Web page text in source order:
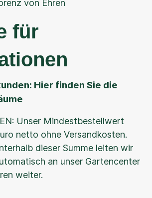
von Ehren
für
Hier finden Sie die
Unser Mindestbestellwert
netto ohne Versandkosten.
dieser Summe leiten wir
an unser Gartencenter
weiter.